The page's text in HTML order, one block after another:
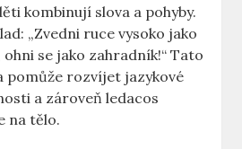
​kombinují ⁣slova a pohyby.
„Zvedni ⁢ruce​ vysoko jako
ohni se jako zahradník!“ Tato
pomůže rozvíjet ⁣jazykové⁤
a zároveň ledacos
⁢na tělo.